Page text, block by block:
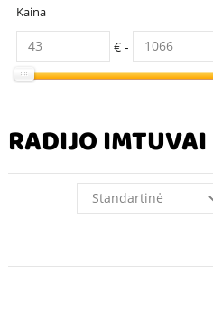
Kaina
€ -
RADIJO IMTUVAI